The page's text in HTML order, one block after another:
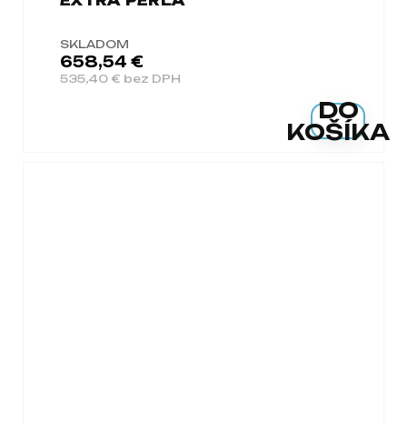
SKLADOM
535,40 € bez DPH
658,54 €
DO
KOŠÍKA